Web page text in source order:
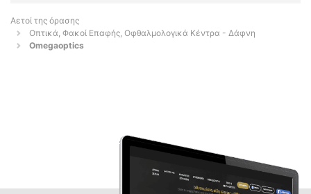
Αετοί της όρασης
Οπτικά, Φακοί Επαφής, Οφθαλμολογικά Κέντρα - Δάφνη
Omegaoptics